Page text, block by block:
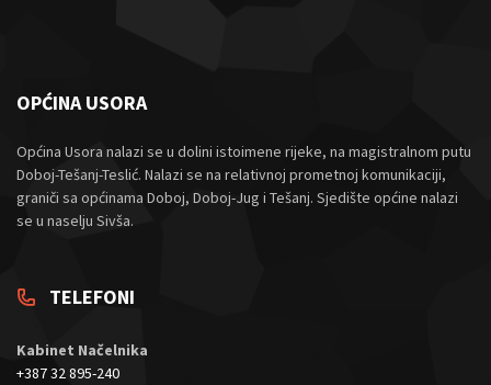
OPĆINA USORA
Općina Usora nalazi se u dolini istoimene rijeke, na magistralnom putu
Doboj-Tešanj-Teslić. Nalazi se na relativnoj prometnoj komunikaciji,
graniči sa općinama Doboj, Doboj-Jug i Tešanj. Sjedište općine nalazi
se u naselju Sivša.
TELEFONI
Kabinet Načelnika
+387 32 895-240